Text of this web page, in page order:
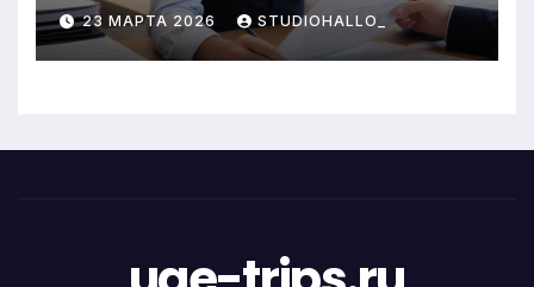
23 МАРТА 2026 STUDIOHALLO_